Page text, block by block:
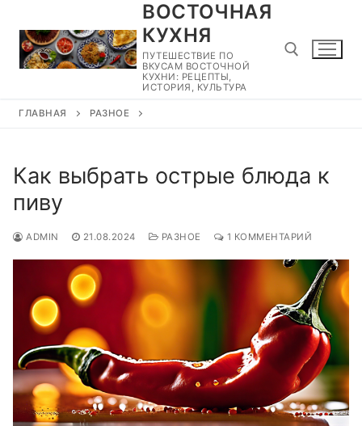
содержимому
ВОСТОЧНАЯ
КУХНЯ
ПУТЕШЕСТВИЕ ПО
ВКУСАМ ВОСТОЧНОЙ
КУХНИ: РЕЦЕПТЫ,
ИСТОРИЯ, КУЛЬТУРА
ГЛАВНАЯ РАЗНОЕ
Как выбрать острые блюда к
пиву
ADMIN 21.08.2024 РАЗНОЕ 1 КОММЕНТАРИЙ